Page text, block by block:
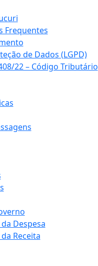
Frequentes
de Dados (LGPD)
22 – Código Tributário
Despesa
Receita